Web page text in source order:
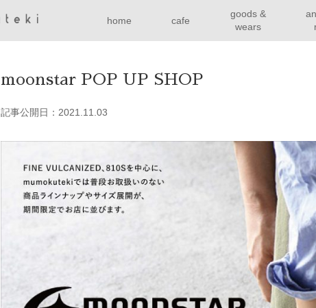
home cafe
goods &
wears
moonstar POP UP SHOP
記事公開日：2021.11.03